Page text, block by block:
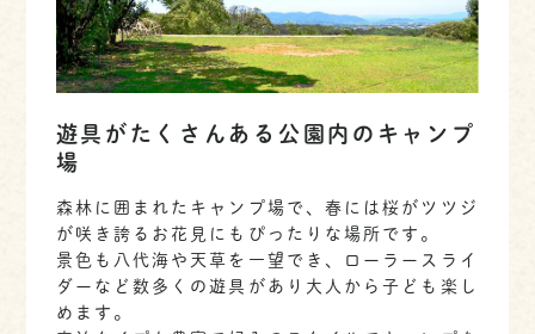
遊具がたくさんある公園内のキャンプ
場
森林に囲まれたキャンプ場で、春には桜がツツジ
が咲き誇るお花見にもぴったりな場所です。
景色も八代海や天草を一望でき、ローラースライ
ダーなど数多くの遊具があり大人から子ども楽し
めます。